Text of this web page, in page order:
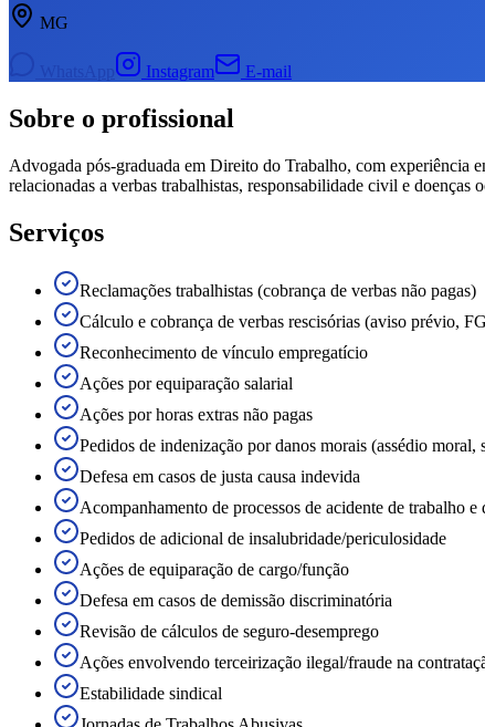
MG
Instagram E-mail
Sobre o profissional
Advogada pós-graduada em Direito do Trabalho, com experiência
relacionadas a verbas trabalhistas, responsabilidade civil e
Serviços
Reclamações trabalhistas (cobrança de verbas não pagas)
Cálculo e cobrança de verbas rescisórias (aviso prévio,
Reconhecimento de vínculo empregatício
Ações por equiparação salarial
Ações por horas extras não pagas
Pedidos de indenização por danos morais (assédio moral,
Defesa em casos de justa causa indevida
Acompanhamento de processos de acidente de trabalho e
Pedidos de adicional de insalubridade/periculosidade
Ações de equiparação de cargo/função
Defesa em casos de demissão discriminatória
Revisão de cálculos de seguro-desemprego
Ações envolvendo terceirização ilegal/fraude na
Estabilidade sindical